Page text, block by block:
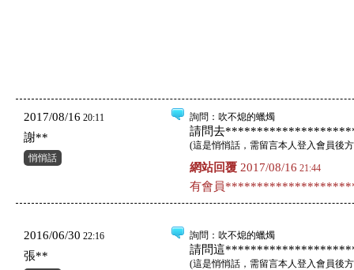
2017/08/16 20:11
謝**
悄悄話
詢問 ：吹不熄的蠟燭
請問去
(這是悄悄話，需留言本人登入會員後
網站回覆 2017/08/16 21:44
有會員
2016/06/30 22:16
張**
詢問 ：吹不熄的蠟燭
請問這
(這是悄悄話，需留言本人登入會員後